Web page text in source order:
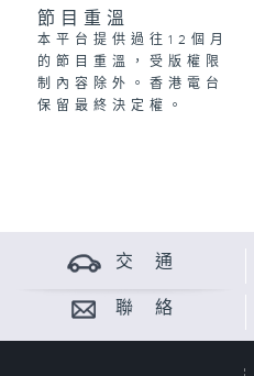
節目重溫
本平台提供過往12個月
的節目重溫，受版權限
制內容除外。香港電台
保留最終決定權。
交 通
聯 絡